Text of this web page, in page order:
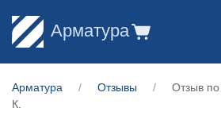
Арматура
Арматура Отзывы
Отзыв
К.